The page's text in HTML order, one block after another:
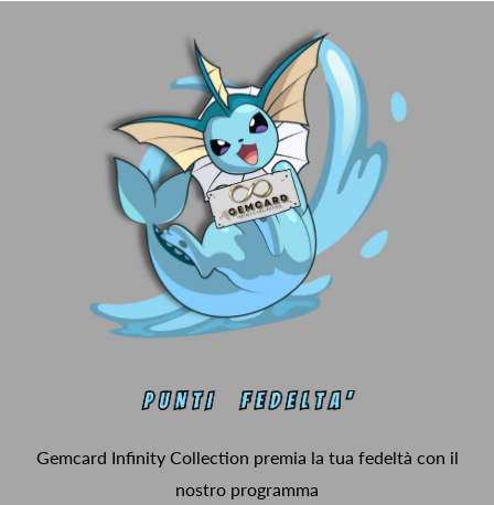
Gemcard Infinity Collection premia la tua fedeltà con il
nostro programma